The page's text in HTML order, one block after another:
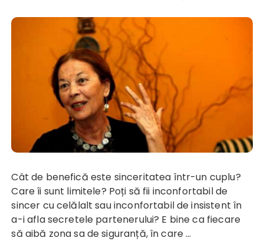
Cât de benefică este sinceritatea într-un cuplu?
Care îi sunt limitele? Poți să fii inconfortabil de
sincer cu celălalt sau inconfortabil de insistent în
a-i afla secretele partenerului? E bine ca fiecare
să aibă zona sa de siguranță, în care …